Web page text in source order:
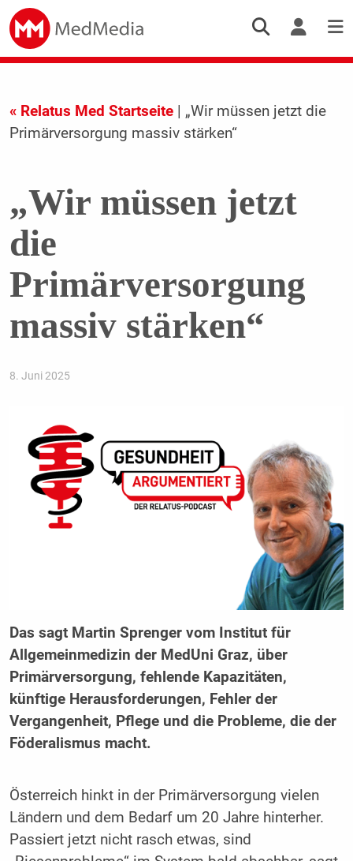
« Relatus Med Startseite| „Wir müssen jetzt die
Primärversorgung massiv stärken“
„Wir müssen jetzt
die
Primärversorgung
massiv stärken“
8. Juni 2025
Das sagt Martin Sprenger vom Institut für
Allgemeinmedizin der MedUni Graz, über
Primärversorgung, fehlende Kapazitäten,
künftige Herausforderungen, Fehler der
Vergangenheit, Pflege und die Probleme, die der
Föderalismus macht.
Österreich hinkt in der Primärversorgung vielen
Ländern und dem Bedarf um 20 Jahre hinterher.
Passiert jetzt nicht rasch etwas, sind